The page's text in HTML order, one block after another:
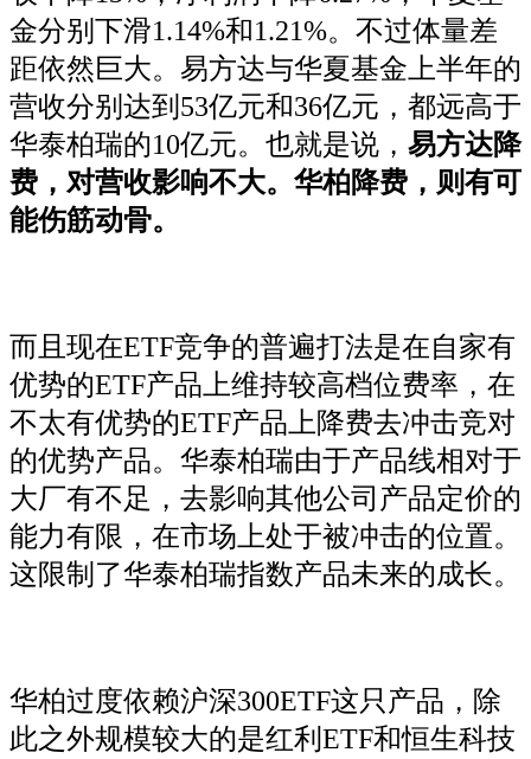
金分别下滑1.14%和1.21%。不过体量差
距依然巨大。易方达与华夏基金上半年的
营收分别达到53亿元和36亿元，都远高于
华泰柏瑞的10亿元。也就是说， 易方达降
费，对营收影响不大。华柏降费，则有可
能伤筋动骨。
而且现在ETF竞争的普遍打法是在自家有
优势的ETF产品上维持较高档位费率，在
不太有优势的ETF产品上降费去冲击竞对
的优势产品。华泰柏瑞由于产品线相对于
大厂有不足，去影响其他公司产品定价的
能力有限，在市场上处于被冲击的位置。
这限制了华泰柏瑞指数产品未来的成长。
华柏过度依赖沪深300ETF这只产品，除
此之外规模较大的是红利ETF和恒生科技